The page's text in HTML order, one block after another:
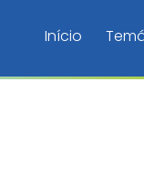
Início